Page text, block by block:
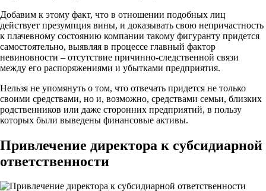
Добавим к этому факт, что в отношении подобных лиц
действует презумпция вины, и доказывать свою непричастность
к плачевному состоянию компании такому фигуранту придется
самостоятельно, выявляя в процессе главный фактор
невиновности – отсутствие причинно-следственной связи
между его распоряжениями и убытками предприятия.
Нельзя не упомянуть о том, что отвечать придется не только
своими средствами, но и, возможно, средствами семьи, близких
родственников или даже сторонних предприятий, в пользу
которых были выведены финансовые активы.
Привлечение директора к субсидиарной
ответственности